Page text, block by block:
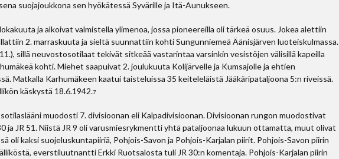
suojajoukkona sen hyökätessä Syvärille ja Itä-Aunukseen.
ja alkoivat valmistella ylimenoa, jossa pioneereilla oli tärkeä osuus. Jokea alettiin
2. marraskuuta ja sieltä suunnattiin kohti Sungunniemeä Äänisjärven luoteiskulmassa.
sillä neuvostosotilaat tekivät sitkeää vastarintaa varsinkin vesistöjen välisillä kapeilla
kohti. Miehet saapuivat 2. joulukuuta Kolijärvelle ja Kumsajolle ja ehtien
Matkalla Karhumäkeen kaatui taisteluissa 35 keiteleläistä Jääkäripataljoona 5:n riveissä.
käskystä 18.6.1942.7
muodosti 7. divisioonan eli Kalpadivisioonan. Divisioonan rungon muodostivat
ja JR 51. Niistä JR 9 oli varusmiesrykmentti yhtä pataljoonaa lukuun ottamatta, muut olivat
oli kaksi suojeluskuntapiiriä, Pohjois-Savon ja Pohjois-Karjalan piirit. Pohjois-Savon piirin
everstiluutnantti Erkki Ruotsalosta tuli JR 30:n komentaja. Pohjois-Karjalan piirin